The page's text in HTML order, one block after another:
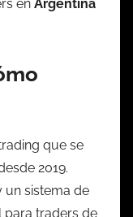
en Argentina
que se
2019.
un sistema de
para traders de